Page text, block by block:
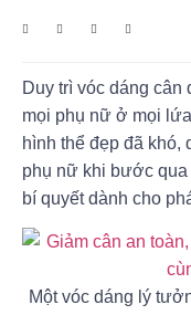
Duy trì vóc dáng cân
mọi phụ nữ ở mọi
hình thể đẹp đã khó,
phụ nữ khi bước
bí quyết dành cho
Một vóc dáng lý